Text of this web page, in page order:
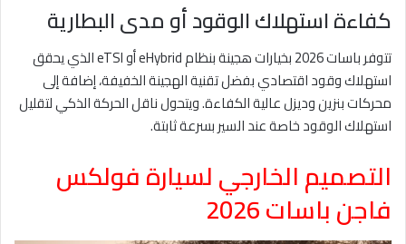
كفاءة استهلاك الوقود أو مدى البطارية
تتوفر باسات 2026 بخيارات هجينة بنظام eHybrid أو eTSI الذي يحقق
استهلاك وقود اقتصادي بفضل تقنية الهجينة الخفيفة، إضافة إلى
محركات بنزين وديزل عالية الكفاءة. ويتحول ناقل الحركة الذكي لتقليل
استهلاك الوقود خاصة عند السير بسرعة ثابتة.
التصميم الخارجي لسيارة فولكس
فاجن باسات 2026